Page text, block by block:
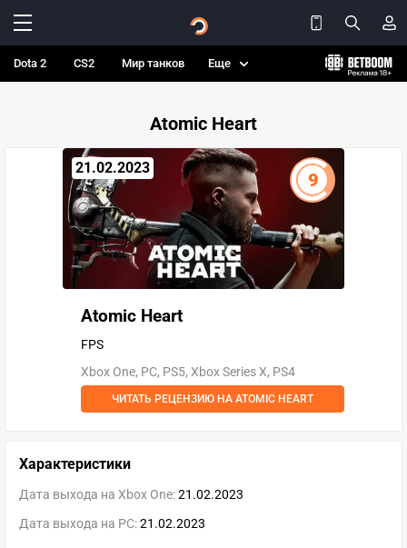
Dota 2 CS2 Мир танков Еще
Atomic Heart
21.02.2023
9
Atomic Heart
FPS
Xbox One, PC, PS5, Xbox Series X, PS4
ЧИТАТЬ РЕЦЕНЗИЮ НА ATOMIC HEART
Характеристики
Дата выхода на Xbox One:21.02.2023
Дата выхода на PC:21.02.2023